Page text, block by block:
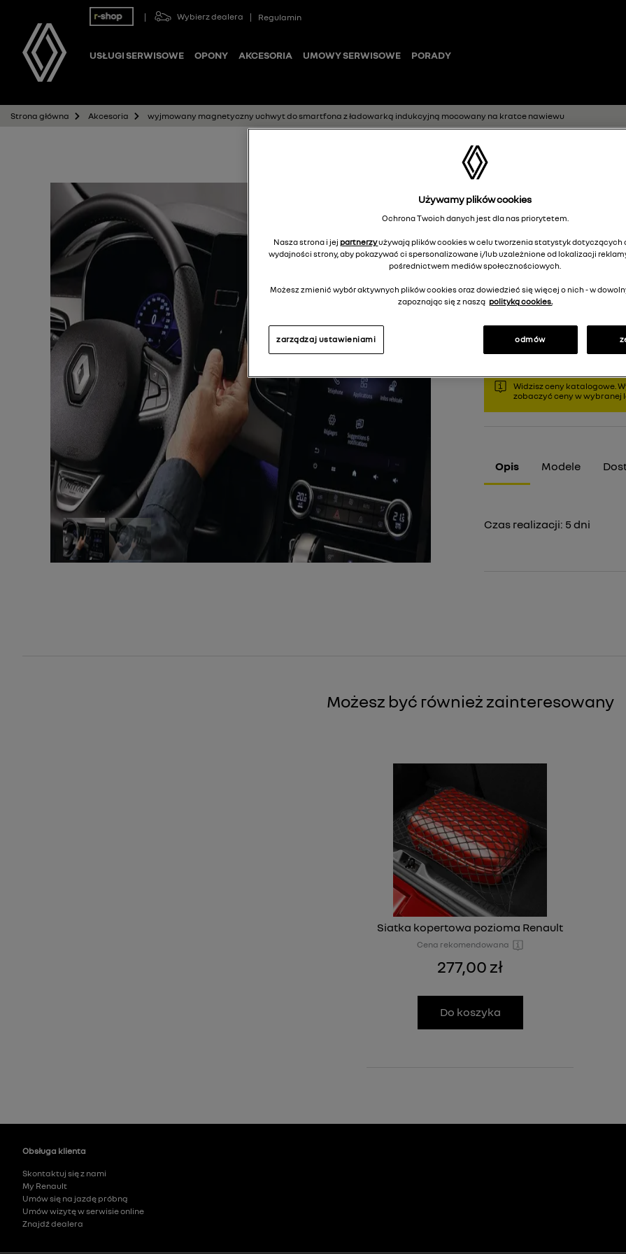
Wybierz dealera Regulamin
USŁUGI SERWISOWE OPONY AKCESORIA UMOWY SERWISOWE PORADY
Strona główna Akcesoria wyjmowany magnetyczny uchwyt do smartfona z ładowarką indukcyjną mocowany na kratce nawiewu
wyjmowany
smartfona z
mocowany
7711949678
Cena rekomendowana:
Widzisz ceny katalogowe.
zobaczyć ceny w wybranej
Opis Modele
Czas realizacji: 5 dni
Możesz być również zainteresowany
Siatka kopertowa pozioma Renault
Cena rekomendowana
277,00 zł
Do koszyka
Obsługa klienta
Skontaktuj się z nami
My Renault
Umów się na jazdę próbną
Umów wizytę w serwisie online
Znajdź dealera
Używamy plików cookies
Ochrona Twoich danych jest dla nas priorytetem.
Nasza strona i jej partnerzyużywają plików cookies w celu tworzenia statystyk dotyczących
wydajności strony, aby pokazywać ci spersonalizowane i/lub uzależnione od lokalizacji
pośrednictwem mediów społecznościowych.
Możesz zmienić wybór aktywnych plików cookies oraz dowiedzieć się więcej o nich - w
zapoznając się z naszą polityką cookies.
zarządzaj ustawieniami odmów